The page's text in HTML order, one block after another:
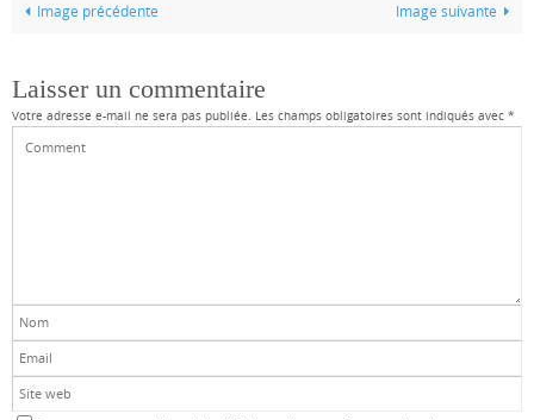
Image précédente Image suivante
Laisser un commentaire
Votre adresse e-mail ne sera pas publiée. Les champs obligatoires sont indiqués avec *